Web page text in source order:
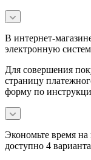
В интернет-
электронную
Для совершения
страницу
форму по
Экономьте время на
доступно 4